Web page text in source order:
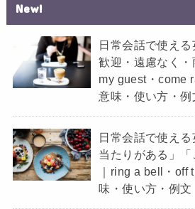
New!
日常会話で使え
歓迎・遠慮なく
my guest・come
意味・使い方・例
日常会話で使え
当たりがある」
｜ring a bell・off
味・使い方・例文